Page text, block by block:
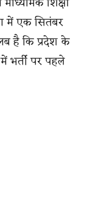
में एक सितंबर
है कि प्रदेश के
भर्ती पर पहले